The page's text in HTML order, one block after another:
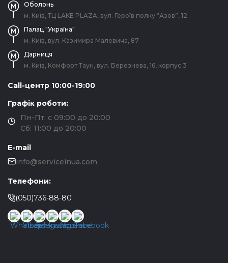
Оболонь
м. Київ, ТЦ LAKE PLAZA, вул. Героїв полку “Азов”, 12
Палац "Україна"
м. Київ, вул. Казимира Малевича, 87
Дарниця
м. Київ, Комфорт Таун, вул. Березнева, 16, корпус 3
Call-центр 10:00-19:00
Графік роботи:
Пн-Пт: с 09:00 до 20:00
Сб: 11:00 до 20:00
E-mail
info@serviceinua.com
Телефони:
(050)736-88-80